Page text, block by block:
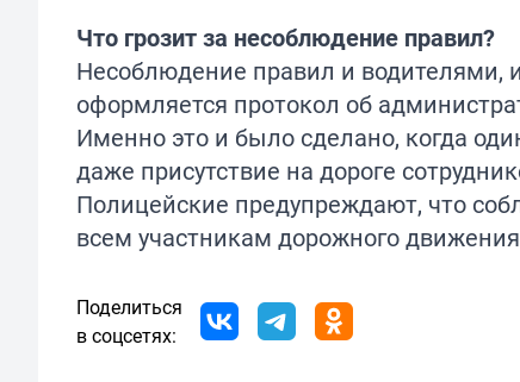
Что грозит за несоблюдение правил?
Несоблюдение правил и водителями,
оформляется протокол об
Именно это и было сделано, когда
даже присутствие на дороге
Полицейские предупреждают, что
всем участникам дорожного
Поделиться
в соцсетях: